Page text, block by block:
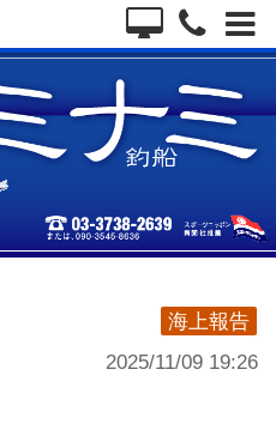
海上報告
2025/11/09 19:26